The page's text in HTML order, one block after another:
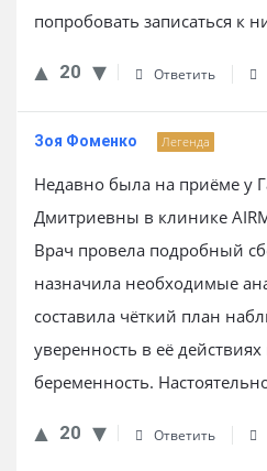
попробовать записаться к
20 Ответить
Зоя Фоменко Легенда
Недавно была на приёме у
Дмитриевны в клинике
Врач провела подробный
назначила необходимые
составила чёткий план
уверенность в её
беременность.
20 Ответить